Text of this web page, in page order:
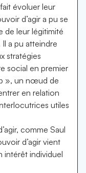
évoluer leur
d’agir a pu se
de leur légitimité
a pu atteindre
stratégies
social en premier
», un nœud de
en relation
utiles
comme Saul
d’agir vient
intérêt individuel